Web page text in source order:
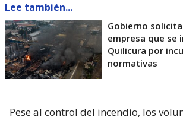
Lee también...
Gobierno
empresa que se
Quilicura por
normativas
Pese al control del incendio, los